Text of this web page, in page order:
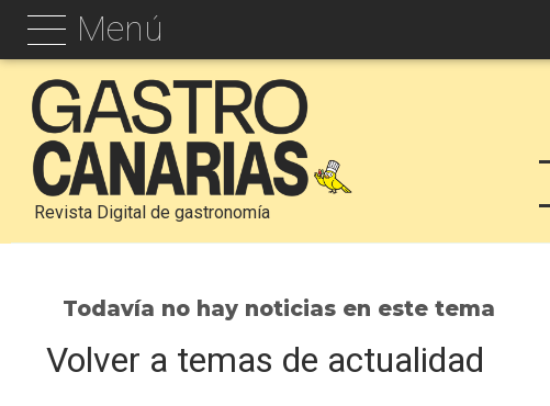
Menú
Revista Digital de gastronomía
Todavía no hay noticias en este tema
Volver a temas de actualidad